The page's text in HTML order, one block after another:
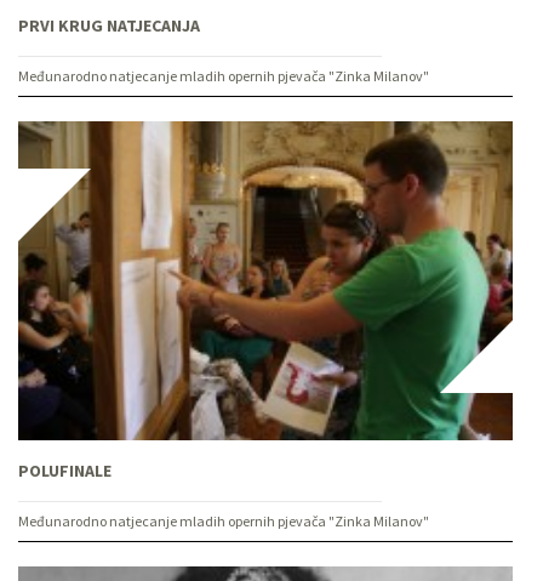
PRVI KRUG NATJECANJA
Međunarodno natjecanje mladih opernih pjevača "Zinka Milanov"
POLUFINALE
Međunarodno natjecanje mladih opernih pjevača "Zinka Milanov"